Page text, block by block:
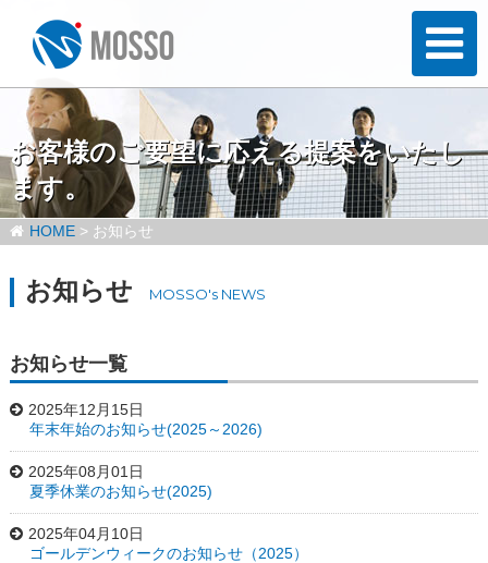
お客様のご要望に応える提案をいたし
ます。
HOME> お知らせ
お知らせ MOSSO's NEWS
お知らせ一覧
2025年12月15日
年末年始のお知らせ(2025～2026)
2025年08月01日
夏季休業のお知らせ(2025)
2025年04月10日
ゴールデンウィークのお知らせ（2025）